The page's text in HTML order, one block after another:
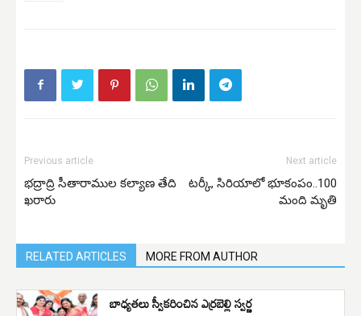
Previous article
భద్రాద్రి సీతారాముల కల్యాణ తేది
ఖరారు
Next article
టర్కీ, సిరియాలో భూకంపం..100
మంది మృతి
RELATED ARTICLES MORE FROM AUTHOR
బాధ్యతలు స్వీకరించిన ఎర్రబెల్లి స్వర్ణ